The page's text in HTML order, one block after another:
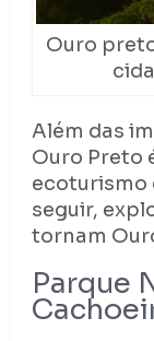
Ouro
Além das
Ouro Preto
ecoturismo
seguir,
tornam
Parque